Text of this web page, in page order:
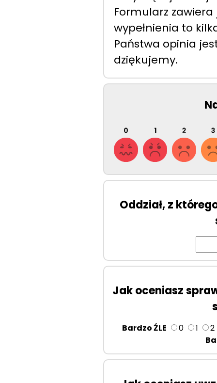
Formularz zawiera
wypełnienia to
Państwa opinia
dziękujemy.
Oddział, z
Jak oceniasz
Bardzo ŹLE 0 1
2